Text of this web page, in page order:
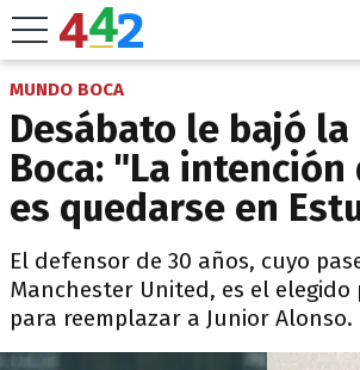
MUNDO BOCA
Desábato le bajó
Boca: "La intención
es quedarse en
El defensor de 30 años, cuyo
Manchester United, es el
para reemplazar a Junior Alonso.